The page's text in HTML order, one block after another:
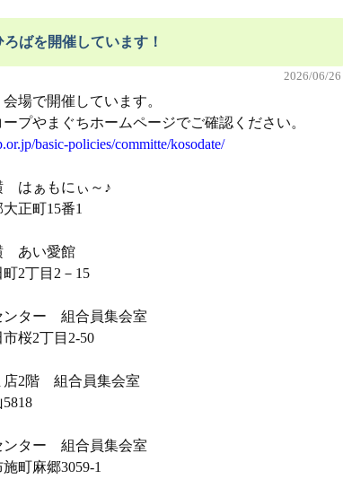
ばを開催しています！
2026/06/26
場で開催しています。
プやまぐちホームページでご確認ください。
basic-policies/committe/kosodate/
はぁもにぃ～♪
正町15番1
あい愛館
2丁目2－15
ンター 組合員集会室
桜2丁目2-50
店2階 組合員集会室
ンター 組合員集会室
町麻郷3059-1